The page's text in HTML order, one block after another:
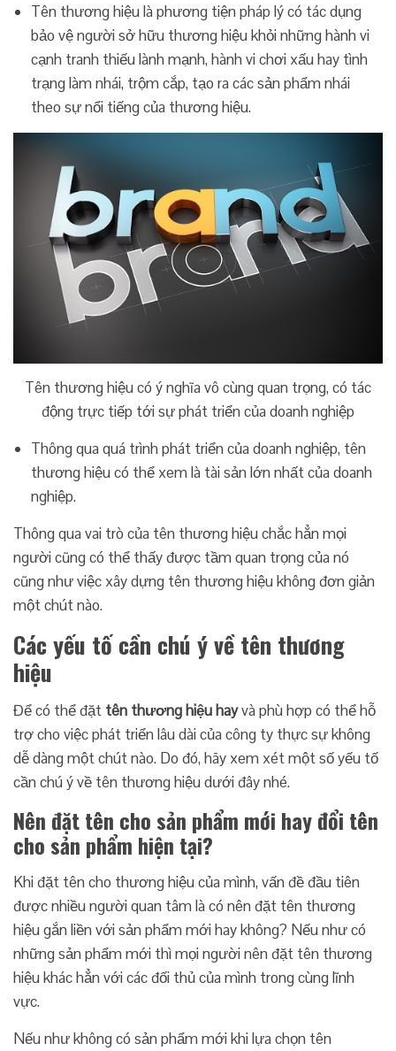
Tên thương hiệu là phương tiện pháp lý có tác dụng
bảo vệ người sở hữu thương hiệu khỏi những hành vi
cạnh tranh thiếu lành mạnh, hành vi chơi xấu hay tình
trạng làm nhái, trộm cắp, tạo ra các sản phẩm nhái
theo sự nổi tiếng của thương hiệu.
Tên thương hiệu có ý nghĩa vô cùng quan trọng, có tác
động trực tiếp tới sự phát triển của doanh nghiệp
Thông qua quá trình phát triển của doanh nghiệp, tên
thương hiệu có thể xem là tài sản lớn nhất của doanh
nghiệp.
Thông qua vai trò của tên thương hiệu chắc hẳn mọi
người cũng có thể thấy được tầm quan trọng của nó
cũng như việc xây dựng tên thương hiệu không đơn giản
một chút nào.
Các yếu tố cần chú ý về tên thương
hiệu
Để có thể đặt tên thương hiệu hayvà phù hợp có thể hỗ
trợ cho việc phát triển lâu dài của công ty thực sự không
dễ dàng một chút nào. Do đó, hãy xem xét một số yếu tố
cần chú ý về tên thương hiệu dưới đây nhé.
Nên đặt tên cho sản phẩm mới hay đổi tên
cho sản phẩm hiện tại?
Khi đặt tên cho thương hiệu của mình, vấn đề đầu tiên
được nhiều người quan tâm là có nên đặt tên thương
hiệu gắn liền với sản phẩm mới hay không? Nếu như có
những sản phẩm mới thì mọi người nên đặt tên thương
hiệu khác hẳn với các đối thủ của mình trong cùng lĩnh
vực.
Nếu như không có sản phẩm mới khi lựa chọn tên